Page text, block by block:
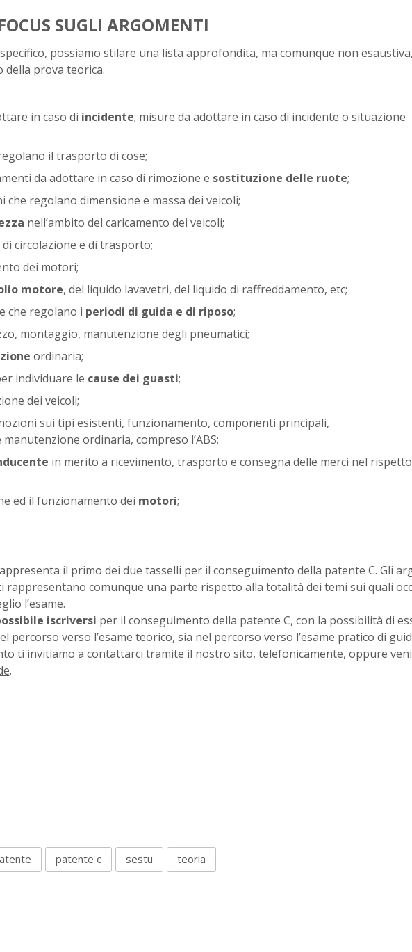
SUGLI ARGOMENTI
possiamo stilare una lista approfondita, ma comunque non
della prova teorica.
in caso di incidente; misure da adottare in caso di incidente o situazione
il trasporto di cose;
da adottare in caso di rimozione e sostituzione delle ruote;
che regolano dimensione e massa dei veicoli;
nell’ambito del caricamento dei veicoli;
di circolazione e di trasporto;
dei motori;
motore, del liquido lavavetri, del liquido di raffreddamento, etc;
che regolano i periodi di guida e di riposo;
montaggio, manutenzione degli pneumatici;
ordinaria;
individuare le cause dei guasti;
dei veicoli;
sui tipi esistenti, funzionamento, componenti principali,
ordinaria, compreso l’ABS;
in merito a ricevimento, trasporto e consegna delle merci nel
ed il funzionamento dei motori;
il primo dei due tasselli per il conseguimento della patente C. Gli
rappresentano comunque una parte rispetto alla totalità dei temi sui quali
l’esame.
iscriversi per il conseguimento della patente C, con la possibilità di
percorso verso l’esame teorico, sia nel percorso verso l’esame pratico di
ti invitiamo a contattarci tramite il nostro sito, telefonicamente, oppure
.
patente c sestu teoria